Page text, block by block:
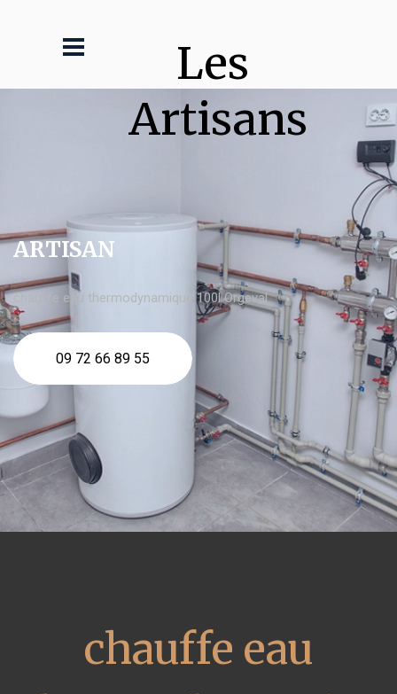
Les
Artisans
ARTISAN
chauffe eau thermodynamique 100l Orgeval
09 72 66 89 55
chauffe eau